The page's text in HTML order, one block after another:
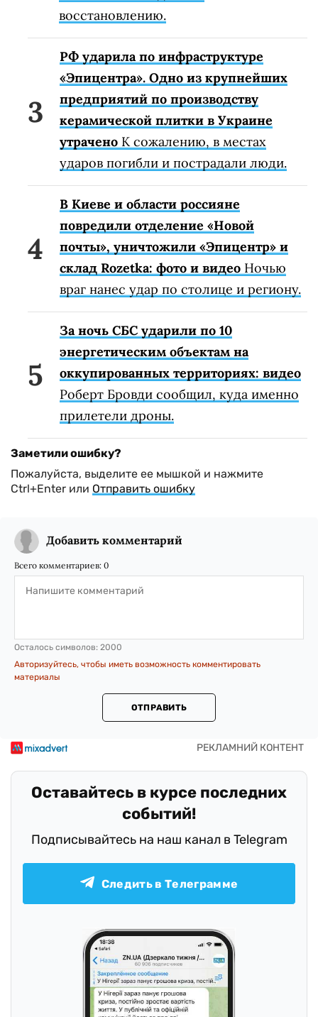
восстановлению.
РФ ударила по инфраструктуре
«Эпицентра». Одно из крупнейших
предприятий по производству
керамической плитки в Украине
утрачено К сожалению, в местах
ударов погибли и пострадали люди.
В Киеве и области россияне
повредили отделение «Новой
почты», уничтожили «Эпицентр» и
склад Rozetka: фото и видео Ночью
враг нанес удар по столице и региону.
За ночь СБС ударили по 10
энергетическим объектам на
оккупированных территориях: видео
Роберт Бровди сообщил, куда именно
прилетели дроны.
Заметили ошибку?
Пожалуйста, выделите ее мышкой и нажмите
Ctrl+Enter или Отправить ошибку
Добавить комментарий
Всего комментариев: 0
Осталось символов: 2000
Авторизуйтесь, чтобы иметь возможность комментировать
материалы
ОТПРАВИТЬ
Оставайтесь в курсе последних
событий!
Подписывайтесь на наш канал в Telegram
Следить в Телеграмме